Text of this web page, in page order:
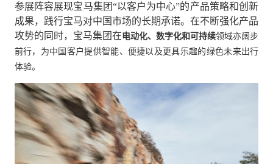
参展阵容展现宝马集团“以客户为中心”的产品策略和创新
成果，践行宝马对中国市场的长期承诺。在不断强化产品
攻势的同时，宝马集团在 电动化、数字化和可持续领域亦阔步
前行，为中国客户提供智能、便捷以及更具乐趣的绿色未来出行
体验。